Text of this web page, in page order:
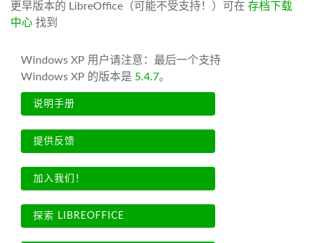
更早版本的 LibreOffice（可能不受支持！）可在 存档下载
中心 找到
Windows XP 用户请注意：最后一个支持
Windows XP 的版本是 5.4.7。
说明手册
提供反馈
加入我们！
探索 LIBREOFFICE